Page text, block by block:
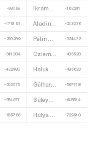
-98098 -162241
-179194 Aladin Ateş -243336
-260289 -324432
-341384 Özlem Şen -405528
-422480 -486623
-503575 Gülhan Özlü -567718
-584671 Süleyman Eroğlu -648814
-665766 -729910